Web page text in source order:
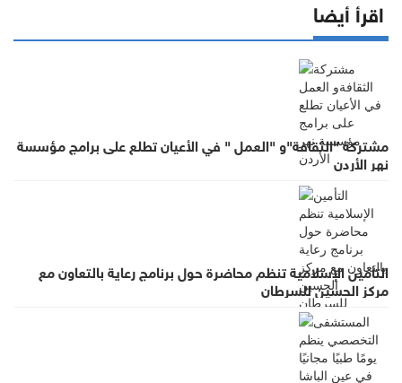
اقرأ أيضا
مشتركة "الثقافة"و "العمل " في الأعيان تطلع على برامج مؤسسة
نهر الأردن
التأمين الإسلامية تنظم محاضرة حول برنامج رعاية بالتعاون مع
مركز الحسين للسرطان